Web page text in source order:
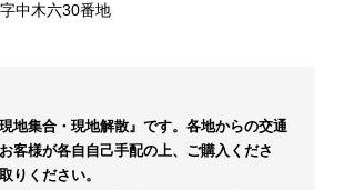
中木六30番地
地集合・現地解散』です。各地からの交通
客様が各自自己手配の上、ご購入くださ
りください。